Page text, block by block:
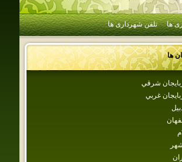
ها تلفن شهرداری ها
ها
شرقي
غربي